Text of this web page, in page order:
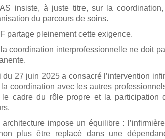
insiste, à juste titre, sur la
du parcours de soins.
partage pleinement cette exigence.
coordination interprofessionnelle ne doit
du 27 juin 2025 a consacré l’intervention
coordination avec les autres
le cadre du rôle propre et la participation
architecture impose un équilibre :
plus être replacé dans une